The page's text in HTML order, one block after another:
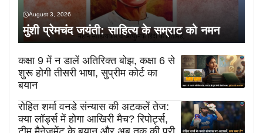
August 3, 2026
मुंशी प्रेमचंद जयंती: साहित्य के सम्राट को नमन
कक्षा 9 में न डालें अतिरिक्त बोझ, कक्षा 6 से
शुरू होगी तीसरी भाषा, सुप्रीम कोर्ट का
बयान
रोहित शर्मा वनडे संन्यास की अटकलें तेज:
क्या लॉर्ड्स में होगा आखिरी मैच? रिपोर्ट्स,